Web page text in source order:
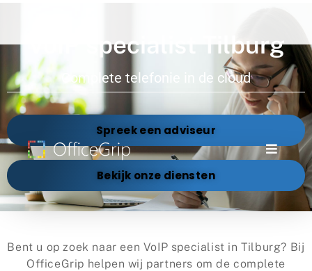
VoIP specialist Tilburg
Complete telefonie in de cloud
Spreek een adviseur
Bekijk onze diensten
Bent u op zoek naar een VoIP specialist in Tilburg? Bij
OfficeGrip helpen wij partners om de complete